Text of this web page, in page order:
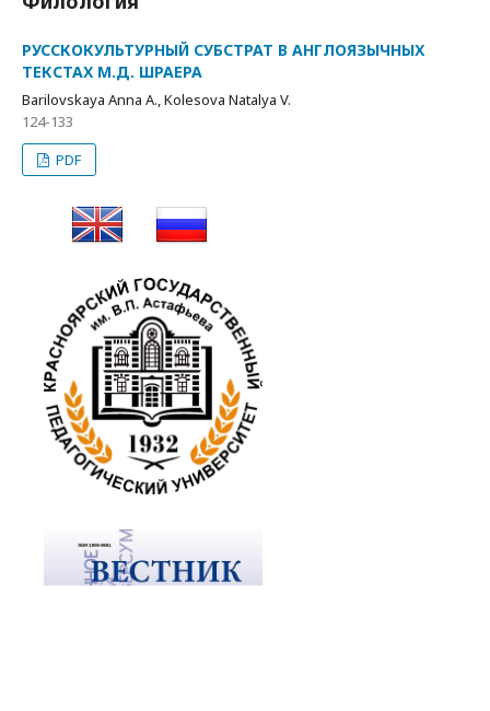
РУССКОКУЛЬТУРНЫЙ СУБСТРАТ В АНГЛОЯЗЫЧНЫХ
ТЕКСТАХ М.Д. ШРАЕРА
Barilovskaya Anna A., Kolesova Natalya V.
124-133
PDF